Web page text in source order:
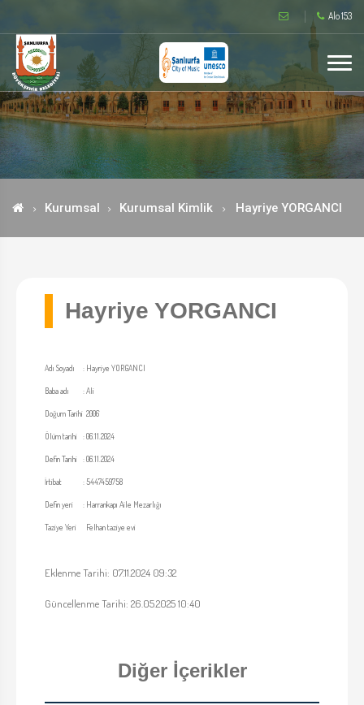
Alo 153
Kurumsal Kurumsal Kimlik Hayriye YORGANCI
Hayriye YORGANCI
Adı Soyadı : Hayriye YORGANCI
Baba adı :Ali
Doğum Tarihi 2006
Ölüm tarihi :06.11.2024
Defin Tarihi :06.11.2024
İrtibat :5447459758
Defin yeri : Harrankapı Aile Mezarlığı
Taziye Yeri Felhan taziye evi
Eklenme Tarihi: 07.11.2024 09:32
Güncellenme Tarihi: 26.05.2025 10:40
Diğer İçerikler